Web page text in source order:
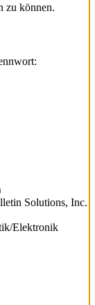
zu können.
Solutions, Inc.
Elektronik